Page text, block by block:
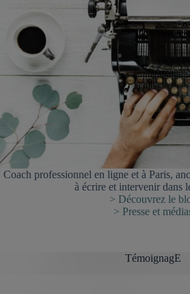
Coach professionnel en ligne et à Paris,
à écrire et intervenir dans
> Découvrez le
> Presse et
TémoignagE